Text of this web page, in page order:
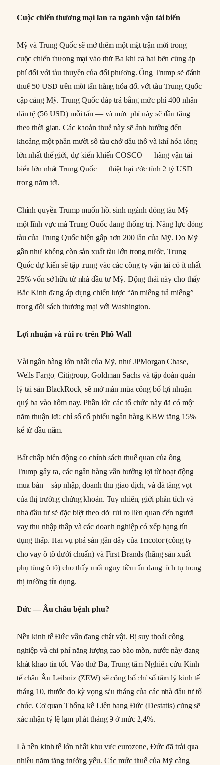
Cuộc chiến thương mại lan ra ngành vận tải biển
Mỹ và Trung Quốc sẽ mở thêm một mặt trận mới trong
cuộc chiến thương mại vào thứ Ba khi cả hai bên cùng áp
phí đối với tàu thuyền của đối phương. Ông Trump sẽ đánh
thuế 50 USD trên mỗi tấn hàng hóa đối với tàu Trung Quốc
cập cảng Mỹ. Trung Quốc đáp trả bằng mức phí 400 nhân
dân tệ (56 USD) mỗi tấn — và mức phí này sẽ dần tăng
theo thời gian. Các khoản thuế này sẽ ảnh hưởng đến
khoảng một phần mười số tàu chở dầu thô và khí hóa lỏng
lớn nhất thế giới, dự kiến khiến COSCO — hãng vận tải
biển lớn nhất Trung Quốc — thiệt hại ước tính 2 tỷ USD
trong năm tới.
Chính quyền Trump muốn hồi sinh ngành đóng tàu Mỹ —
một lĩnh vực mà Trung Quốc đang thống trị. Năng lực đóng
tàu của Trung Quốc hiện gấp hơn 200 lần của Mỹ. Do Mỹ
gần như không còn sản xuất tàu lớn trong nước, Trung
Quốc dự kiến sẽ tập trung vào các công ty vận tải có ít nhất
25% vốn sở hữu từ nhà đầu tư Mỹ. Động thái này cho thấy
Bắc Kinh đang áp dụng chiến lược “ăn miếng trả miếng”
trong đối sách thương mại với Washington.
Lợi nhuận và rủi ro trên Phố Wall
Vài ngân hàng lớn nhất của Mỹ, như JPMorgan Chase,
Wells Fargo, Citigroup, Goldman Sachs và tập đoàn quản
lý tài sản BlackRock, sẽ mở màn mùa công bố lợi nhuận
quý ba vào hôm nay. Phần lớn các tổ chức này đã có một
năm thuận lợi: chỉ số cổ phiếu ngân hàng KBW tăng 15%
kể từ đầu năm.
Bất chấp biến động do chính sách thuế quan của ông
Trump gây ra, các ngân hàng vẫn hưởng lợi từ hoạt động
mua bán – sáp nhập, doanh thu giao dịch, và đà tăng vọt
của thị trường chứng khoán. Tuy nhiên, giới phân tích và
nhà đầu tư sẽ đặc biệt theo dõi rủi ro liên quan đến người
vay thu nhập thấp và các doanh nghiệp có xếp hạng tín
dụng thấp. Hai vụ phá sản gần đây của Tricolor (công ty
cho vay ô tô dưới chuẩn) và First Brands (hãng sản xuất
phụ tùng ô tô) cho thấy mối nguy tiềm ẩn đang tích tụ trong
thị trường tín dụng.
Đức — Âu châu bệnh phu?
Nền kinh tế Đức vẫn đang chật vật. Bị suy thoái công
nghiệp và chi phí năng lượng cao bào mòn, nước này đang
khát khao tin tốt. Vào thứ Ba, Trung tâm Nghiên cứu Kinh
tế châu Âu Leibniz (ZEW) sẽ công bố chỉ số tâm lý kinh tế
tháng 10, thước đo kỳ vọng sáu tháng của các nhà đầu tư tổ
chức. Cơ quan Thống kê Liên bang Đức (Destatis) cũng sẽ
xác nhận tỷ lệ lạm phát tháng 9 ở mức 2,4%.
Là nền kinh tế lớn nhất khu vực eurozone, Đức đã trải qua
nhiều năm tăng trưởng yếu. Các mức thuế của Mỹ càng